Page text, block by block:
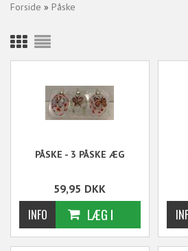
Forside » Påske
PÅSKE - 3 PÅSKE ÆG
59,95 DKK